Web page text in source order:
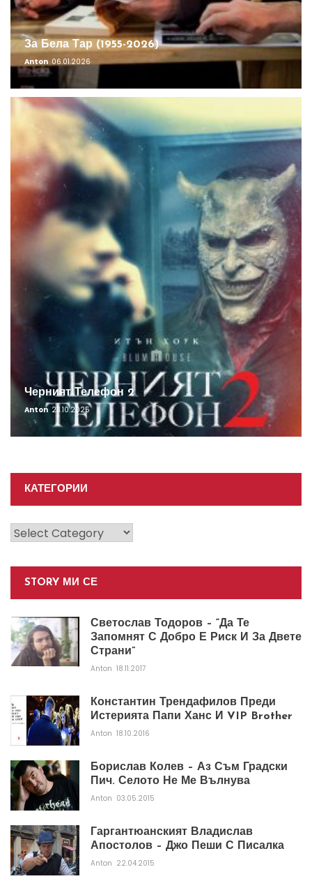
За Бела Тар (1955-2026)
Anton 06.01.2026
Черният Телефон 2
Anton 23.10.2025
КАТЕГОРИИ
Категории
STORY МИ СЕ
Светослав Тодоров – “Да Те
Запомнят С Добро Е Риск И За Двете
Страни”
Anton 18.11.2017
Константин Трендафилов Преди
Истерията Папи Ханс И VIP Brother
Anton 18.10.2016
Борислав Колев – Аз Съм Градски
Пич. Селото Не Ме Вълнува
Anton 03.05.2015
Гаргантюанският Владислав
Апостолов – Джо Пеши С Писалка
Anton 22.04.2015